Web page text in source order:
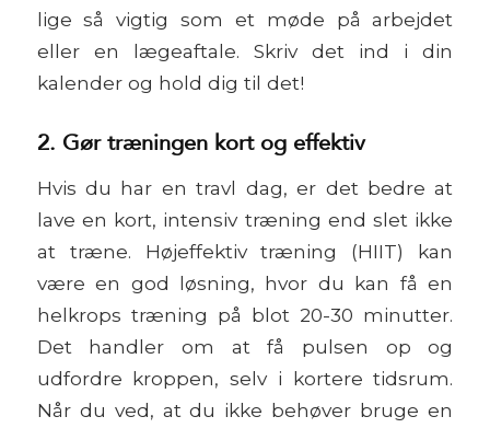
lige så vigtig som et møde på arbejdet
eller en lægeaftale. Skriv det ind i din
kalender og hold dig til det!
2. Gør træningen kort og effektiv
Hvis du har en travl dag, er det bedre at
lave en kort, intensiv træning end slet ikke
at træne. Højeffektiv træning (HIIT) kan
være en god løsning, hvor du kan få en
helkrops træning på blot 20-30 minutter.
Det handler om at få pulsen op og
udfordre kroppen, selv i kortere tidsrum.
Når du ved, at du ikke behøver bruge en